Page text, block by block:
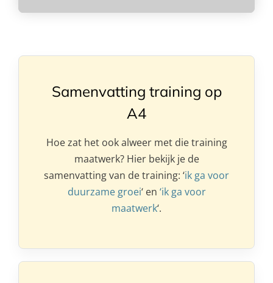
Samenvatting training op
A4
Hoe zat het ook alweer met die training
maatwerk? Hier bekijk je de
samenvatting van de training: ‘ik ga voor
duurzame groei‘ en ‘ik ga voor
maatwerk‘.